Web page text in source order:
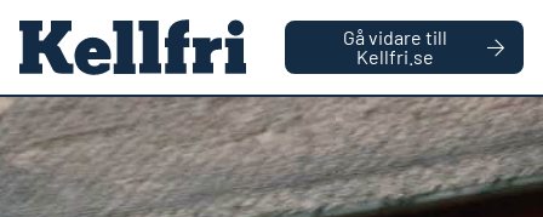
Gå vidare till
Kellfri.se
FÖRETAG | PRIVATPERSON
Antal